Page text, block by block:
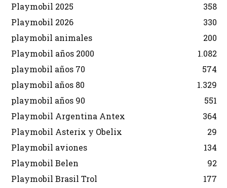
Playmobil 2025
358
Playmobil 2026
330
playmobil animales
200
Playmobil años 2000
1.082
playmobil años 70
574
playmobil años 80
1.329
playmobil años 90
551
Playmobil Argentina Antex
364
Playmobil Asterix y Obelix
29
Playmobil aviones
134
Playmobil Belen
92
Playmobil Brasil Trol
177